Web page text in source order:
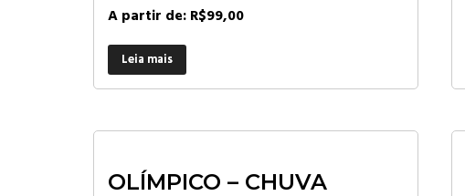
A partir de:R$99,00
Leia mais
OLÍMPICO – CHUVA